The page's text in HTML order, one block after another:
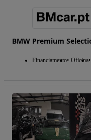
BMW Premium
Financiamento Oficina